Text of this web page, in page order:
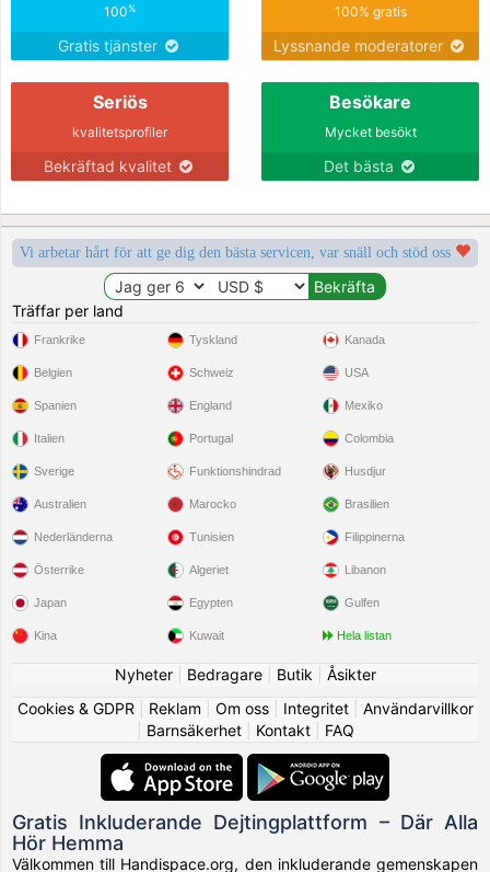
100%
Gratis tjänster
100% gratis
Lyssnande moderatorer
Seriös
kvalitetsprofiler
Bekräftad kvalitet
Besökare
Mycket besökt
Det bästa
Vi arbetar hårt för att ge dig den bästa servicen, var snäll och stöd oss
Träffar per land
Frankrike
Belgien
Spanien
Italien
Sverige
Tyskland
Schweiz
England
Portugal
Funktionshindrad
Kanada
USA
Mexiko
Colombia
Husdjur
Australien
Nederländerna
Österrike
Japan
Kina
Marocko
Tunisien
Algeriet
Egypten
Kuwait
Brasilien
Filippinerna
Libanon
Gulfen
Hela listan
Nyheter| Bedragare| Butik
Åsikter
Cookies & GDPR
Reklam Om oss| Integritet| Användarvillkor
Barnsäkerhet| Kontakt| FAQ
Gratis Inkluderande Dejtingplattform – Där Alla
Hör Hemma
Välkommen till Handispace.org, den inkluderande gemenskapen